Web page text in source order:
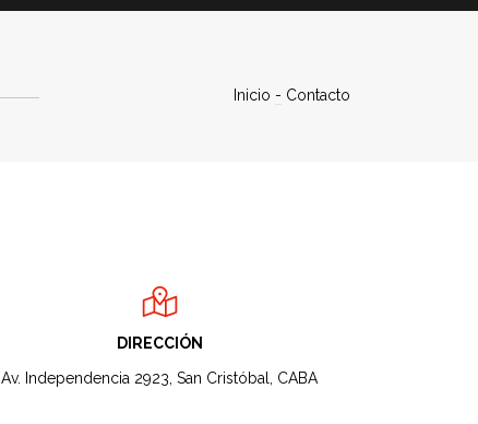
Inicio - Contacto
DIRECCIÓN
Av. Independencia 2923, San Cristóbal, CABA